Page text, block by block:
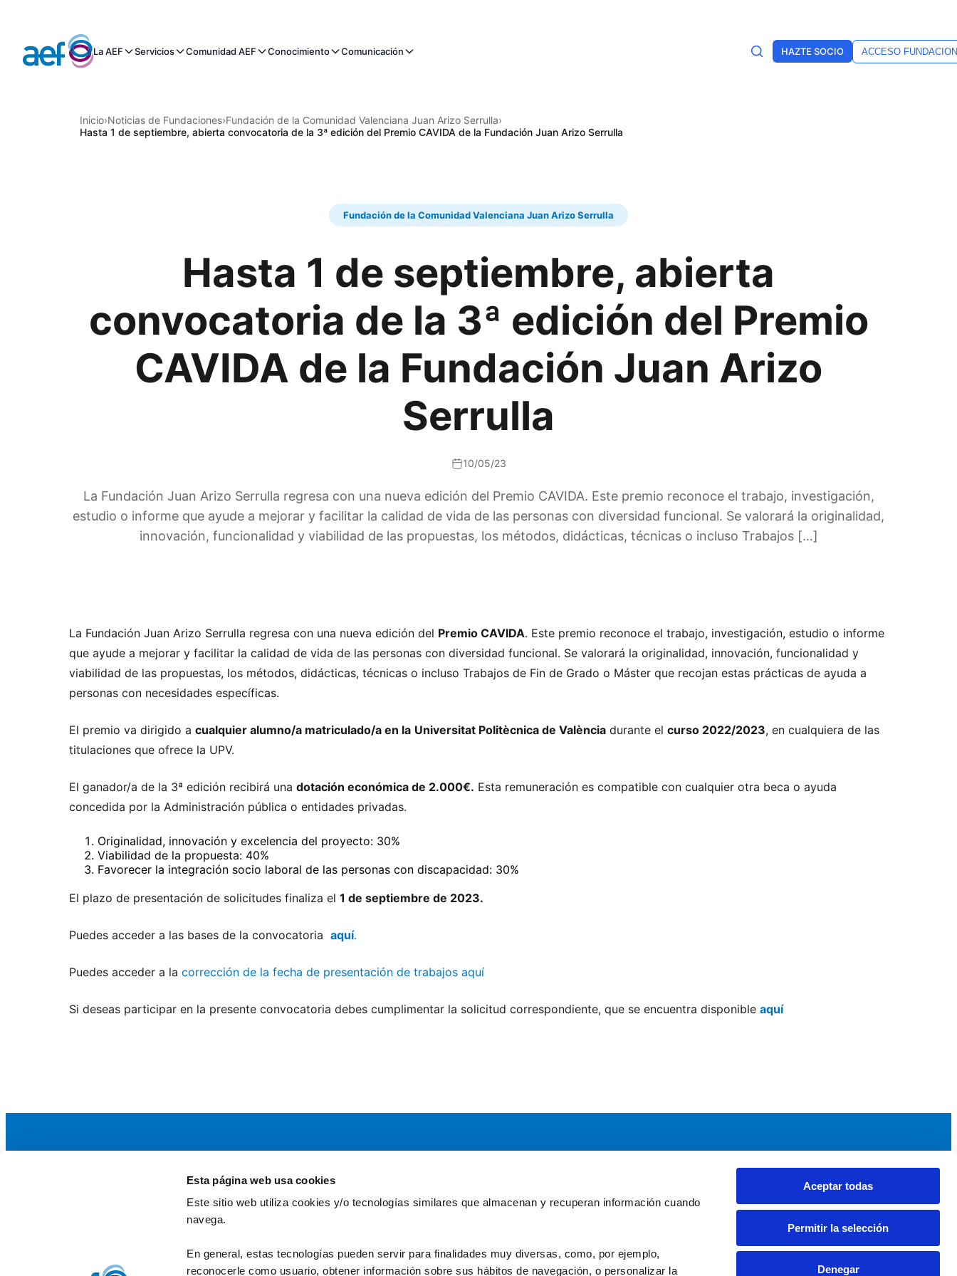
Esta página web usa cookies
Este sitio web utiliza cookies y/o tecnologías similares que almacenan y recuperan información cuando
navega.
En general, estas tecnologías pueden servir para finalidades muy diversas, como, por ejemplo,
reconocerle como usuario, obtener información sobre sus hábitos de navegación, o personalizar la
Aceptar todas
Permitir la selección
Denegar
La AEF Servicios Comunidad AEF Conocimiento Comunicación HAZTE SOCIO ACCESO
Inicio›Noticias de Fundaciones›Fundación de la Comunidad Valenciana Juan Arizo Serrulla›
Hasta 1 de septiembre, abierta convocatoria de la 3ª edición del Premio CAVIDA de la Fundación Juan Arizo Serrulla
Fundación de la Comunidad Valenciana Juan Arizo Serrulla
Hasta 1 de septiembre, abierta
convocatoria de la 3ª edición del Premio
CAVIDA de la Fundación Juan Arizo
Serrulla
10/05/23
La Fundación Juan Arizo Serrulla regresa con una nueva edición del Premio CAVIDA. Este premio reconoce el trabajo, investigación,
estudio o informe que ayude a mejorar y facilitar la calidad de vida de las personas con diversidad funcional. Se valorará la originalidad,
innovación, funcionalidad y viabilidad de las propuestas, los métodos, didácticas, técnicas o incluso Trabajos […]
La Fundación Juan Arizo Serrulla regresa con una nueva edición del Premio CAVIDA. Este premio reconoce el trabajo, investigación, estudio o informe
que ayude a mejorar y facilitar la calidad de vida de las personas con diversidad funcional. Se valorará la originalidad, innovación, funcionalidad y
viabilidad de las propuestas, los métodos, didácticas, técnicas o incluso Trabajos de Fin de Grado o Máster que recojan estas prácticas de ayuda a
personas con necesidades específicas.
El premio va dirigido a cualquier alumno/a matriculado/a en la Universitat Politècnica de València durante el curso 2022/2023, en cualquiera de las
titulaciones que ofrece la UPV.
El ganador/a de la 3ª edición recibirá una dotación económica de 2.000€. Esta remuneración es compatible con cualquier otra beca o ayuda
concedida por la Administración pública o entidades privadas.
Originalidad, innovación y excelencia del proyecto: 30%
Viabilidad de la propuesta: 40%
Favorecer la integración socio laboral de las personas con discapacidad: 30%
El plazo de presentación de solicitudes finaliza el 1 de septiembre de 2023.
Puedes acceder a las bases de la convocatoria aquí.
Puedes acceder a la corrección de la fecha de presentación de trabajos aquí
Si deseas participar en la presente convocatoria debes cumplimentar la solicitud correspondiente, que se encuentra disponible aquí
Quienes somos
Canal ético
Convocatoria de Fundaciones
Fundaciones por el Clima
Noticias y Eventos
Noticias AEF
Sala de prensa